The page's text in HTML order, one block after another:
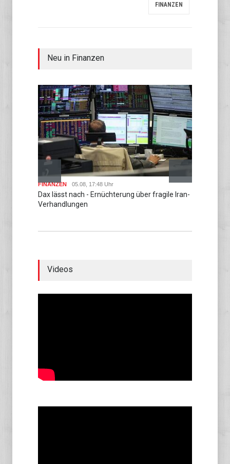
FINANZEN
Neu in Finanzen
FINANZEN 05.08, 17:48 Uhr
Dax lässt nach - Ernüchterung über fragile Iran-
Verhandlungen
Videos